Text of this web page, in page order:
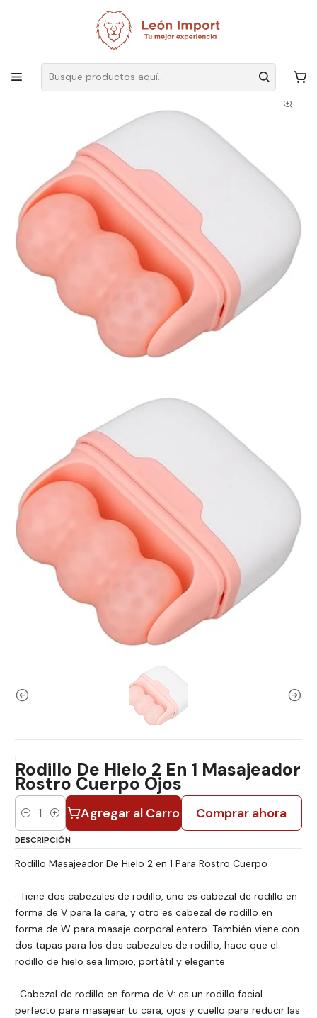
Envíos GRATIS
Belleza y Salud Masajeadores Muscular
Rodillo De Hielo 2 En 1 Masajeador Rostro Cuerpo Ojos
|Rodillo De Hielo 2 En 1 Masajeador
Rostro Cuerpo Ojos
Cantidad Agregar al Carro Comprar ahora
DESCRIPCIÓN
Rodillo Masajeador De Hielo 2 en 1 Para Rostro Cuerpo
· Tiene dos cabezales de rodillo, uno es cabezal de rodillo en
forma de V para la cara, y otro es cabezal de rodillo en
forma de W para masaje corporal entero. También viene con
dos tapas para los dos cabezales de rodillo, hace que el
rodillo de hielo sea limpio, portátil y elegante.
· Cabezal de rodillo en forma de V: es un rodillo facial
perfecto para masajear tu cara, ojos y cuello para reducir las